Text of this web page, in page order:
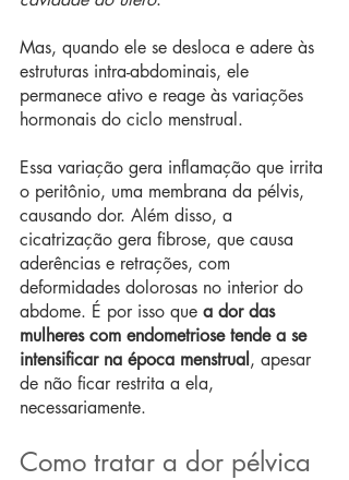
Mas, quando ele se desloca e adere às
estruturas intra-abdominais, ele
permanece ativo e reage às variações
hormonais do ciclo menstrual.
Essa variação gera inflamação que irrita
o peritônio, uma membrana da pélvis,
causando dor. Além disso, a
cicatrização gera fibrose, que causa
aderências e retrações, com
deformidades dolorosas no interior do
abdome. É por isso que a dor das
mulheres com endometriose tende a se
intensificar na época menstrual , apesar
de não ficar restrita a ela,
necessariamente.
Como tratar a dor pélvica